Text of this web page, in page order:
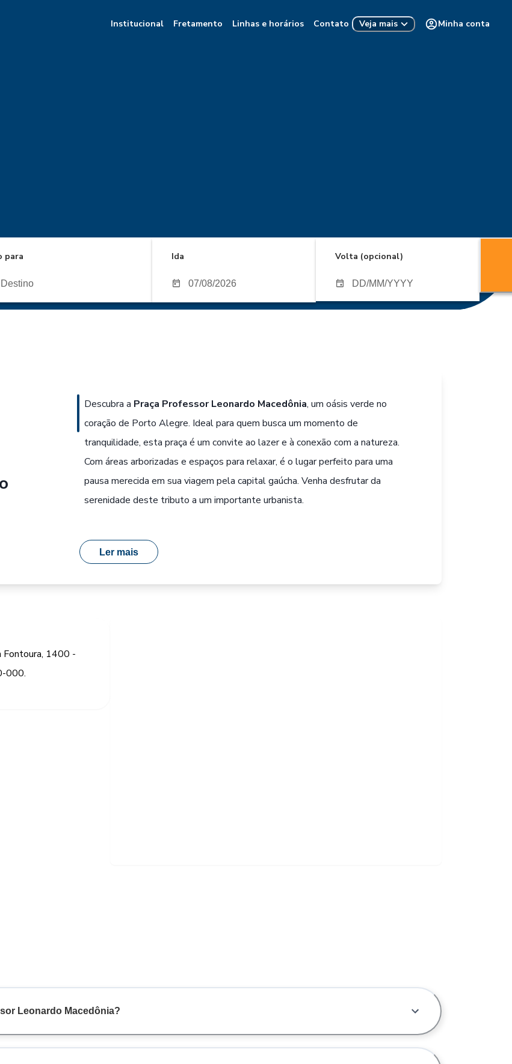
Institucional Fretamento Linhas e horários Contato Veja mais Minha conta
para Ida Volta (opcional)
Descubra a Praça Professor Leonardo Macedônia, um oásis verde no
coração de Porto Alegre. Ideal para quem busca um momento de
tranquilidade, esta praça é um convite ao lazer e à conexão com a natureza.
Com áreas arborizadas e espaços para relaxar, é o lugar perfeito para uma
pausa merecida em sua viagem pela capital gaúcha. Venha desfrutar da
serenidade deste tributo a um importante urbanista.
Ler mais
Fontoura, 1400 -
000.
Leonardo Macedônia?